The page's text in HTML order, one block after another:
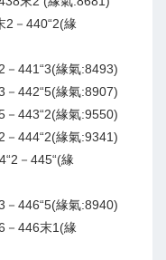
2－440“2(緣
441“3(緣氣:8493)
442“5(緣氣:8907)
443“2(緣氣:9550)
444“2(緣氣:9341)
－445“(緣
446“5(緣氣:8940)
－446末1(緣